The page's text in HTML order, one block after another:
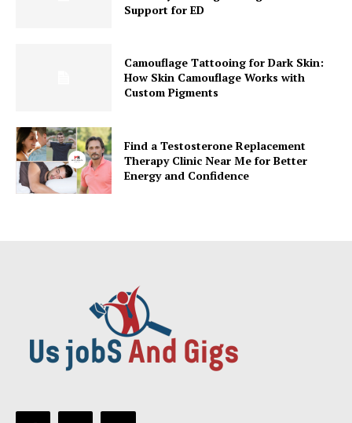
Support for ED
Camouflage Tattooing for Dark Skin:
How Skin Camouflage Works with
Custom Pigments
Find a Testosterone Replacement
Therapy Clinic Near Me for Better
Energy and Confidence